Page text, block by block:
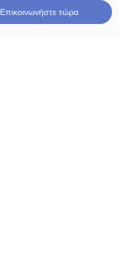
Επικοινωνήστε τώρα